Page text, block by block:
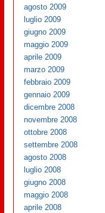
agosto 2009
luglio 2009
giugno 2009
maggio 2009
aprile 2009
marzo 2009
febbraio 2009
gennaio 2009
dicembre 2008
novembre 2008
ottobre 2008
settembre 2008
agosto 2008
luglio 2008
giugno 2008
maggio 2008
aprile 2008